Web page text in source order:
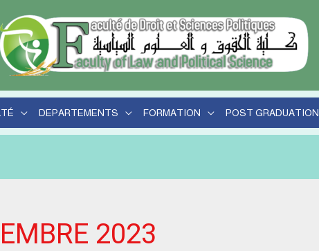
DEPARTEMENTS FORMATION POST GRADUATION
2023